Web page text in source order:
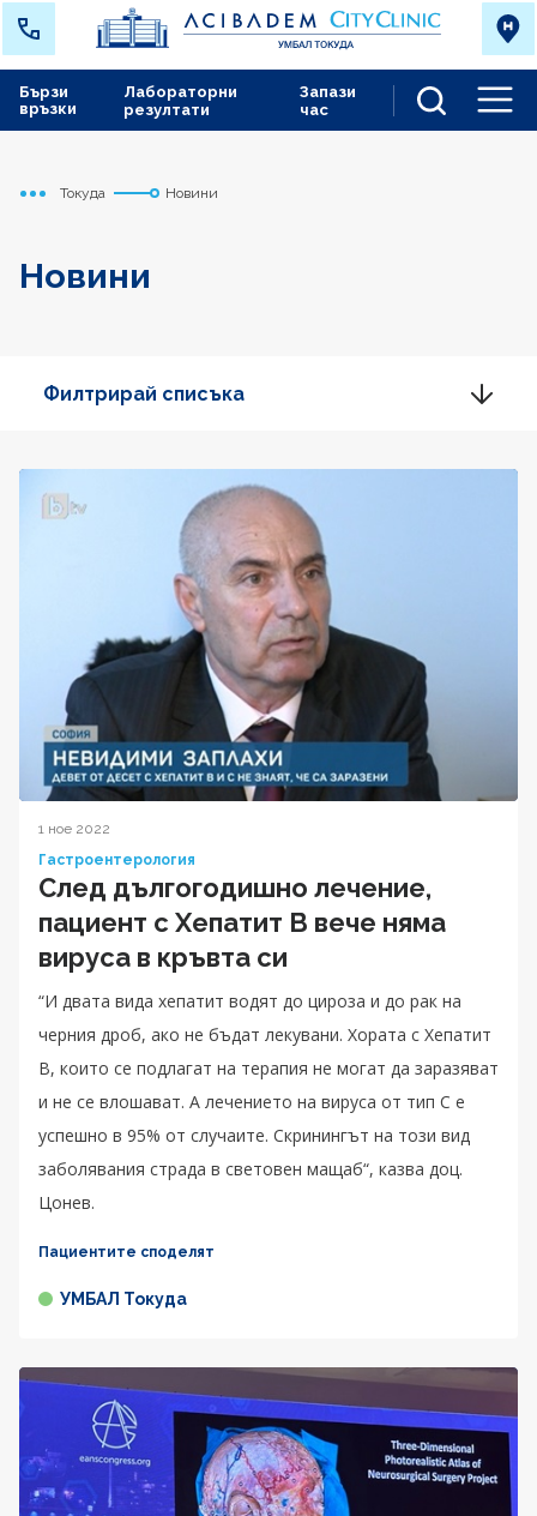
Лабораторни
резултати
Запази
час
Бързи
връзки
Начало
Токуда Новини
Новини
Филтрирай списъка
1 ное 2022
Гастроентерология
След дългогодишно лечение,
пациент с Хепатит B вече няма
вируса в кръвта си
“И двата вида хепатит водят до цироза и до рак на
черния дроб, ако не бъдат лекувани. Хората с Хепатит
B, които се подлагат на терапия не могат да заразяват
и не се влошават. А лечението на вируса от тип C е
успешно в 95% от случаите. Скринингът на този вид
заболявания страда в световен мащаб“, казва доц.
Цонев.
Пациентите споделят
УМБАЛ Токуда